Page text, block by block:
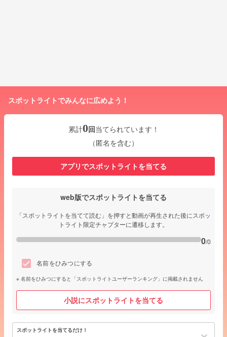
スポットライトでみんなに広めよう！
累計0回当てられています！
（匿名を含む）
アプリでスポットライトを当てる
web版でスポットライトを当てる
「スポットライトを当てて読む」を押すと動画が再生された後にスポッ
トライト限定チャプターに遷移します。
0/0
名前をひみつにする
名前をひみつにすると「スポットライトユーザーランキング」に掲載されません
小説にスポットライトを当てる
スポットライトを当てるだけ！